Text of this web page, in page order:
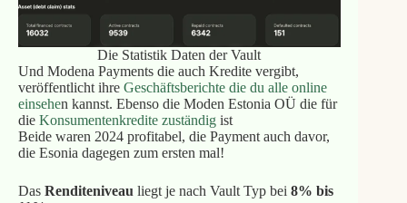
Die Statistik Daten der Vault
Und Modena Payments die auch Kredite vergibt,
veröffentlicht ihre Geschäftsberichte die du alle online
einsehen kannst. Ebenso die Moden Estonia OÜ die für
die Konsumentenkredite zuständig ist
Beide waren 2024 profitabel, die Payment auch davor,
die Esonia dagegen zum ersten mal!
Das Renditeniveau liegt je nach Vault Typ bei 8% bis